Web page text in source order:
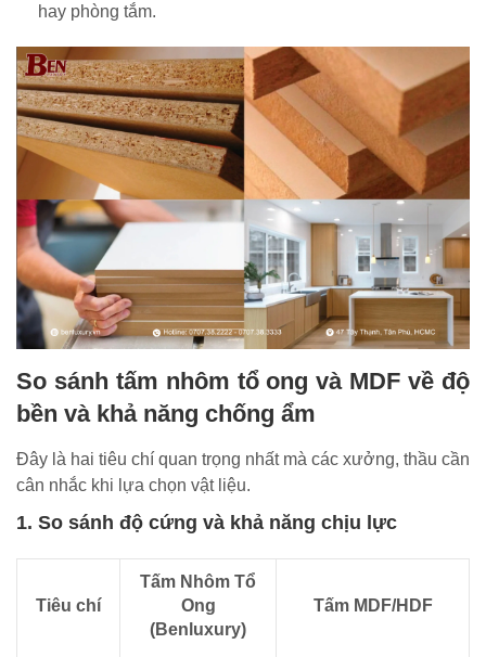
hay phòng tắm.
So sánh tấm nhôm tổ ong và MDF về độ
bền và khả năng chống ẩm
Đây là hai tiêu chí quan trọng nhất mà các xưởng, thầu cần
cân nhắc khi lựa chọn vật liệu.
1. So sánh độ cứng và khả năng chịu lực
Tiêu chí
Tấm Nhôm Tổ
Ong
(Benluxury)
Tấm MDF/HDF